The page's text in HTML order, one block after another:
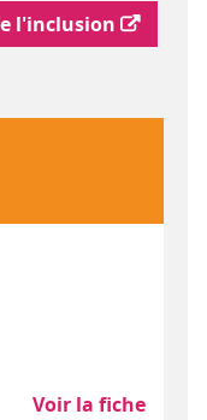
l'inclusion
Voir la fiche